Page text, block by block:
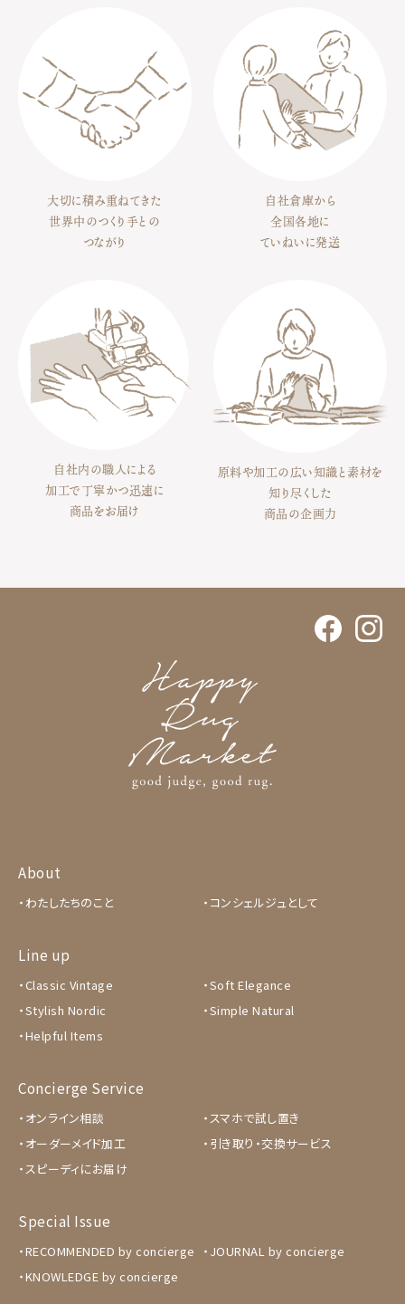
大切に積み重ねてきた
世界中のつくり手との
つながり
自社倉庫から
全国各地に
ていねいに発送
自社内の職人による
加工で丁寧かつ迅速に
商品をお届け
原料や加工の広い知識と素材を
知り尽くした
商品の企画力
About
わたしたちのこと コンシェルジュとして
Line up
Classic Vintage
Soft Elegance
Stylish Nordic
Simple Natural
Helpful Items
Concierge Service
オンライン相談
スマホで試し置き
オーダーメイド加工
引き取り・交換サービス
スピーディにお届け
Special Issue
RECOMMENDED by concierge
JOURNAL by concierge
KNOWLEDGE by concierge